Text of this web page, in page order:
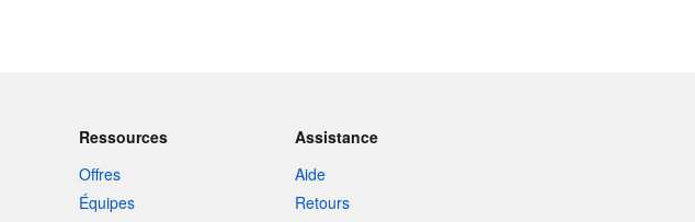
Ressources
Offres
Équipes
Assistance
Aide
Retours